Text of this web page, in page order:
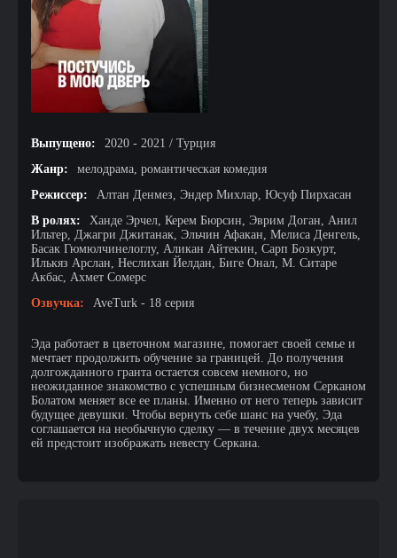
Выпущено:
2020 - 2021 / Турция
Жанр:
мелодрама, романтическая комедия
Режиссер:
Алтан Денмез, Эндер Михлар, Юсуф Пирхасан
В ролях:
Ханде Эрчел, Керем Бюрсин, Эврим Доган, Анил
Ильтер, Джагри Джитанак, Эльчин Афакан, Мелиса Денгель,
Басак Гюмюлчинелоглу, Аликан Айтекин, Сарп Бозкурт,
Илькяз Арслан, Неслихан Йелдан, Биге Онал, М. Ситаре
Акбас, Ахмет Сомерс
Озвучка:
AveTurk - 18 серия
Эда работает в цветочном магазине, помогает своей семье и
мечтает продолжить обучение за границей. До получения
долгожданного гранта остается совсем немного, но
неожиданное знакомство с успешным бизнесменом Серканом
Болатом меняет все ее планы. Именно от него теперь зависит
будущее девушки. Чтобы вернуть себе шанс на учебу, Эда
соглашается на необычную сделку — в течение двух месяцев
ей предстоит изображать невесту Серкана.